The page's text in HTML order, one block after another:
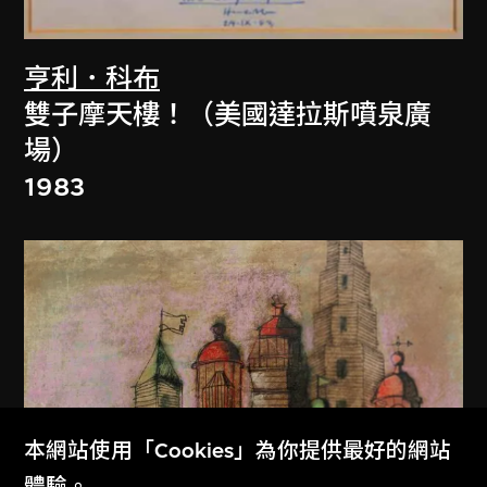
亨利．科布
雙子摩天樓！（美國達拉斯噴泉廣
場）
1983
本網站使用「Cookies」為你提供最好的網站